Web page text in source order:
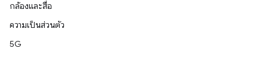
กล้องและสื่อ
ความเป็นส่วนตัว
5G